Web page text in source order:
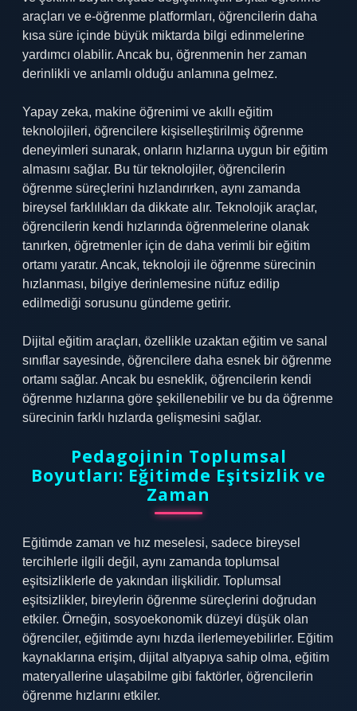
araçları ve e-öğrenme platformları, öğrencilerin daha
kısa süre içinde büyük miktarda bilgi edinmelerine
yardımcı olabilir. Ancak bu, öğrenmenin her zaman
derinlikli ve anlamlı olduğu anlamına gelmez.
Yapay zeka, makine öğrenimi ve akıllı eğitim
teknolojileri, öğrencilere kişiselleştirilmiş öğrenme
deneyimleri sunarak, onların hızlarına uygun bir eğitim
almasını sağlar. Bu tür teknolojiler, öğrencilerin
öğrenme süreçlerini hızlandırırken, aynı zamanda
bireysel farklılıkları da dikkate alır. Teknolojik araçlar,
öğrencilerin kendi hızlarında öğrenmelerine olanak
tanırken, öğretmenler için de daha verimli bir eğitim
ortamı yaratır. Ancak, teknoloji ile öğrenme sürecinin
hızlanması, bilgiye derinlemesine nüfuz edilip
edilmediği sorusunu gündeme getirir.
Dijital eğitim araçları, özellikle uzaktan eğitim ve sanal
sınıflar sayesinde, öğrencilere daha esnek bir öğrenme
ortamı sağlar. Ancak bu esneklik, öğrencilerin kendi
öğrenme hızlarına göre şekillenebilir ve bu da öğrenme
sürecinin farklı hızlarda gelişmesini sağlar.
Pedagojinin Toplumsal
Boyutları: Eğitimde Eşitsizlik ve
Zaman
Eğitimde zaman ve hız meselesi, sadece bireysel
tercihlerle ilgili değil, aynı zamanda toplumsal
eşitsizliklerle de yakından ilişkilidir. Toplumsal
eşitsizlikler, bireylerin öğrenme süreçlerini doğrudan
etkiler. Örneğin, sosyoekonomik düzeyi düşük olan
öğrenciler, eğitimde aynı hızda ilerlemeyebilirler. Eğitim
kaynaklarına erişim, dijital altyapıya sahip olma, eğitim
materyallerine ulaşabilme gibi faktörler, öğrencilerin
öğrenme hızlarını etkiler.